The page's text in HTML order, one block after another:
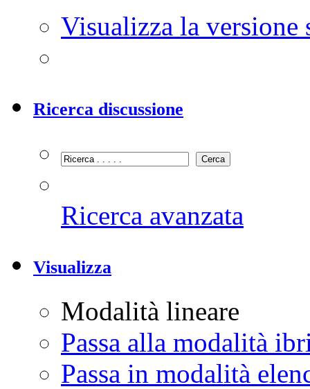
Visualizza la versione
Ricerca discussione
Ricerca avanzata
Visualizza
Modalità lineare
Passa alla modalità
Passa in modalità